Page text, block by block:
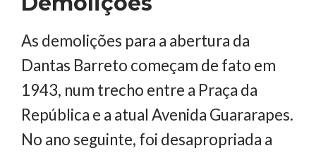
As demolições para a abertura da
Dantas Barreto começam de fato em
1943, num trecho entre a Praça da
República e a atual Avenida Guararapes.
No ano seguinte, foi desapropriada a